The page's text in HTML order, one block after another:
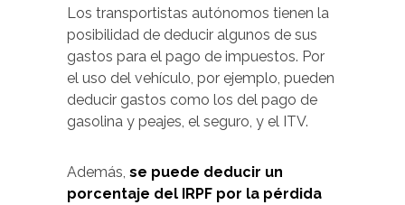
Los transportistas autónomos tienen la
posibilidad de deducir algunos de sus
gastos para el pago de impuestos. Por
el uso del vehículo, por ejemplo, pueden
deducir gastos como los del pago de
gasolina y peajes, el seguro, y el ITV.
Además, se puede deducir un
porcentaje del IRPF por la pérdida